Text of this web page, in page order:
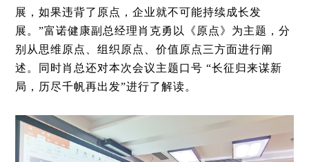
展，如果违背了原点，企业就不可能持续成长发
展。”富诺健康副总经理肖克勇以《原点》为主题，分
别从思维原点、组织原点、价值原点三方面进行阐
述。同时肖总还对本次会议主题口号 “长征归来谋新
局，历尽千帆再出发”进行了解读。